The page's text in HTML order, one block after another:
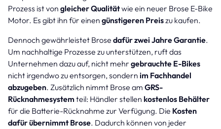
Prozess ist von gleicher Qualitätwie ein neuer Brose E-Bike
Motor. Es gibt ihn für einen günstigeren Preiszu kaufen.
Dennoch gewährleistet Brose dafür zwei Jahre Garantie.
Um nachhaltige Prozesse zu unterstützen, ruft das
Unternehmen dazu auf, nicht mehr gebrauchte E-Bikes
nicht irgendwo zu entsorgen, sondern im Fachhandel
abzugeben. Zusätzlich nimmt Brose am GRS-
Rücknahmesystemteil: Händler stellen kostenlos Behälter
für die Batterie-Rücknahme zur Verfügung. Die Kosten
dafür übernimmt Brose. Dadurch können von jeder